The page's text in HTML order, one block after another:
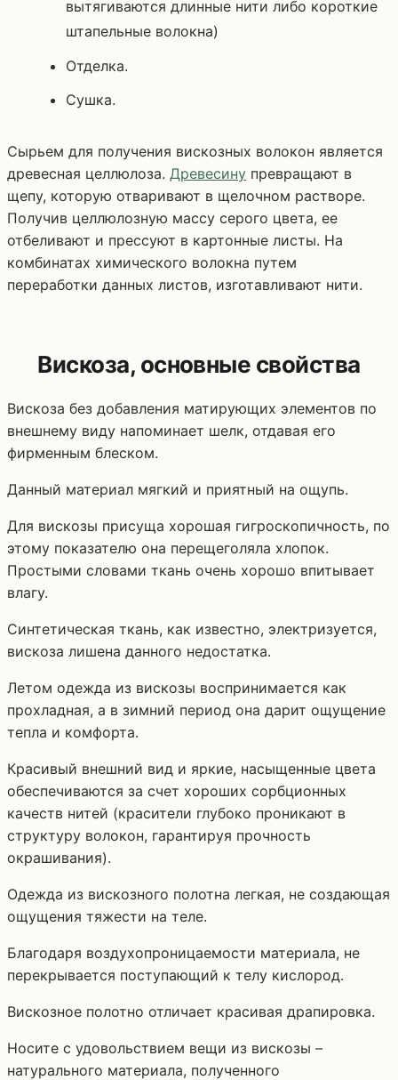
вытягиваются длинные нити либо короткие
штапельные волокна)
Отделка.
Сушка.
Сырьем для получения вискозных волокон является
древесная целлюлоза. Древесину превращают в
щепу, которую отваривают в щелочном растворе.
Получив целлюлозную массу серого цвета, ее
отбеливают и прессуют в картонные листы. На
комбинатах химического волокна путем
переработки данных листов, изготавливают нити.
Вискоза, основные свойства
Вискоза без добавления матирующих элементов по
внешнему виду напоминает шелк, отдавая его
фирменным блеском.
Данный материал мягкий и приятный на ощупь.
Для вискозы присуща хорошая гигроскопичность, по
этому показателю она перещеголяла хлопок.
Простыми словами ткань очень хорошо впитывает
влагу.
Синтетическая ткань, как известно, электризуется,
вискоза лишена данного недостатка.
Летом одежда из вискозы воспринимается как
прохладная, а в зимний период она дарит ощущение
тепла и комфорта.
Красивый внешний вид и яркие, насыщенные цвета
обеспечиваются за счет хороших сорбционных
качеств нитей (красители глубоко проникают в
структуру волокон, гарантируя прочность
окрашивания).
Одежда из вискозного полотна легкая, не создающая
ощущения тяжести на теле.
Благодаря воздухопроницаемости материала, не
перекрывается поступающий к телу кислород.
Вискозное полотно отличает красивая драпировка.
Носите с удовольствием вещи из вискозы –
натурального материала, полученного